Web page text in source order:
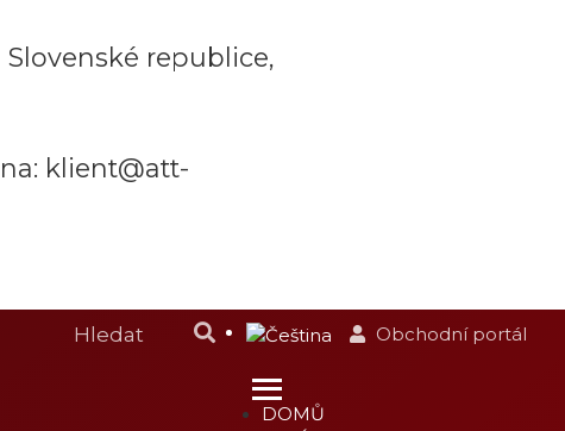
Slovenské republice,
klient@att-
Obchodní portál
DOMŮ